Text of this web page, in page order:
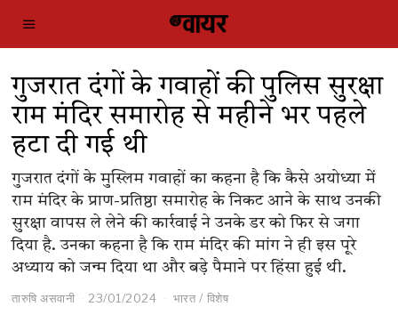
गुजरात दंगों के गवाहों की पुलिस सुरक्षा
राम मंदिर समारोह से महीने भर पहले
हटा दी गई थी
गुजरात दंगों के मुस्लिम गवाहों का कहना है कि कैसे अयोध्या में
राम मंदिर के प्राण-प्रतिष्ठा समारोह के निकट आने के साथ उनकी
सुरक्षा वापस ले लेने की कार्रवाई ने उनके डर को फिर से जगा
दिया है. उनका कहना है कि राम मंदिर की मांग ने ही इस पूरे
अध्याय को जन्म दिया था और बड़े पैमाने पर हिंसा हुई थी.
तारुषि असवानी 23/01/2024 भारत / विशेष